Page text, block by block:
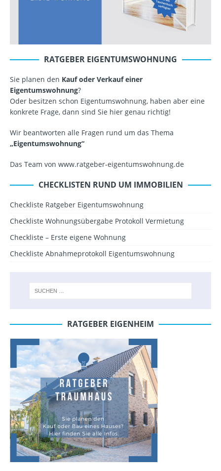
RATGEBER EIGENTUMSWOHNUNG
Sie planen den Kauf oder Verkauf einer
Eigentumswohnung?
Oder besitzen schon Eigentumswohnung, haben aber eine
konkrete Frage, dann sind Sie hier genau richtig!
Wir beantworten alle Fragen rund um das Thema
„Eigentumswohnung“
Das Team von www.ratgeber-eigentumswohnung.de
CHECKLISTEN RUND UM IMMOBILIEN
Checkliste Ratgeber Eigentumswohnung
Checkliste Wohnungsübergabe Protokoll Vermietung
Checkliste – Erste eigene Wohnung
Checkliste Abnahmeprotokoll Eigentumswohnung
RATGEBER EIGENHEIM